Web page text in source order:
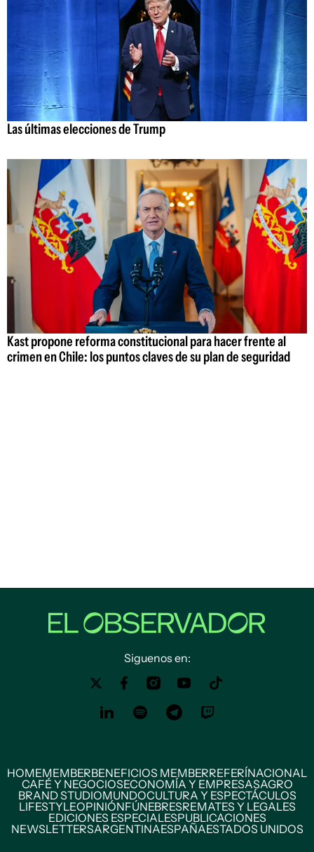
Las últimas elecciones de Trump
Kast propone reforma constitucional para hacer frente al
crimen en Chile: los puntos claves de su plan de seguridad
Siguenos en:
HOMEMEMBERBENEFICIOS MEMBERREFERÍNACIONAL
CAFÉ Y NEGOCIOSECONOMÍA Y EMPRESASAGRO
BRAND STUDIOMUNDOCULTURA Y ESPECTÁCULOS
LIFESTYLEOPINIÓNFÚNEBRESREMATES Y LEGALES
EDICIONES ESPECIALESPUBLICACIONES
NEWSLETTERSARGENTINAESPAÑAESTADOS UNIDOS